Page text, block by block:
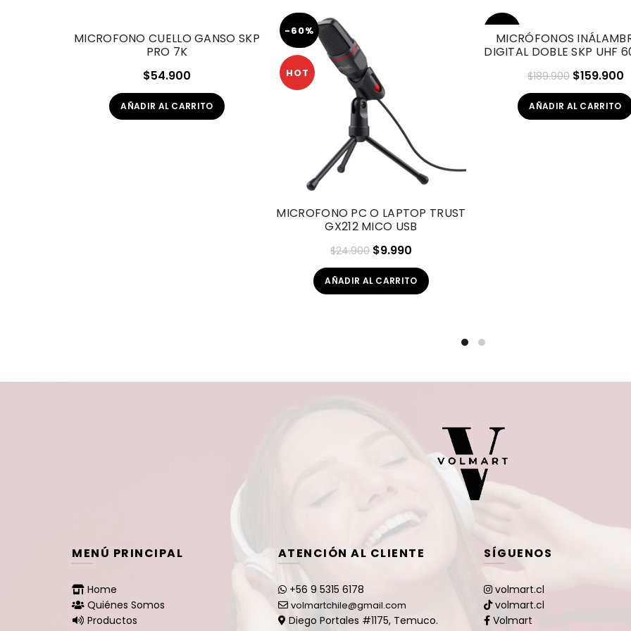
MICROFONO CUELLO GANSO SKP
PRO 7K
$54.900
AÑADIR AL CARRITO
-60%
HOT
MICROFONO PC O LAPTOP TRUST
GX212 MICO USB
$24.900 El
precio
original
$9.990
precio
actual
AÑADIR AL CARRITO
MICRÓFONOS
DIGITAL DOBLE SKP UHF
$189.900 El
precio
original
$159.900El
AÑADIR AL CARRITO
MENÚ PRINCIPAL
Home
Quiénes Somos
Productos
ATENCIÓN AL CLIENTE
+56 9 5315 6178
volmartchile@gmail.com
Diego Portales #1175, Temuco.
SÍGUENOS
volmart.cl
volmart.cl
Volmart